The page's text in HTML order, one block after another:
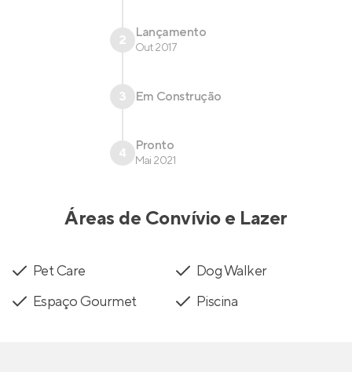
2 Lançamento
Out 2017
3 Em Construção
4 Pronto
Mai 2021
Áreas de Convívio e Lazer
Pet Care
Dog Walker
Espaço Gourmet
Piscina